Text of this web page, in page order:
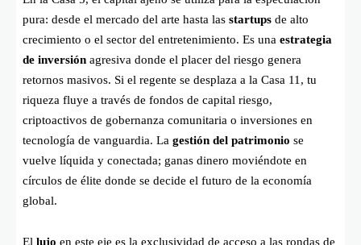
pura: desde el mercado del arte hasta las startups de alto
crecimiento o el sector del entretenimiento. Es una estrategia
de inversión agresiva donde el placer del riesgo genera
retornos masivos. Si el regente se desplaza a la Casa 11, tu
riqueza fluye a través de fondos de capital riesgo,
criptoactivos de gobernanza comunitaria o inversiones en
tecnología de vanguardia. La gestión del patrimonio se
vuelve líquida y conectada; ganas dinero moviéndote en
círculos de élite donde se decide el futuro de la economía
global.
El lujo en este eje es la exclusividad de acceso a las rondas de